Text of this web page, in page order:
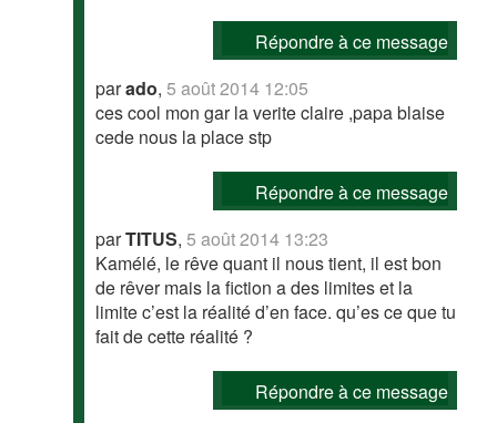
Répondre à ce message
parado,5 août 2014 12:05
ces cool mon gar la verite claire ,papa blaise
cede nous la place stp
Répondre à ce message
parTITUS,5 août 2014 13:23
Kamélé, le rêve quant il nous tient, il est bon
de rêver mais la fiction a des limites et la
limite c’est la réalité d’en face. qu’es ce que tu
fait de cette réalité ?
Répondre à ce message